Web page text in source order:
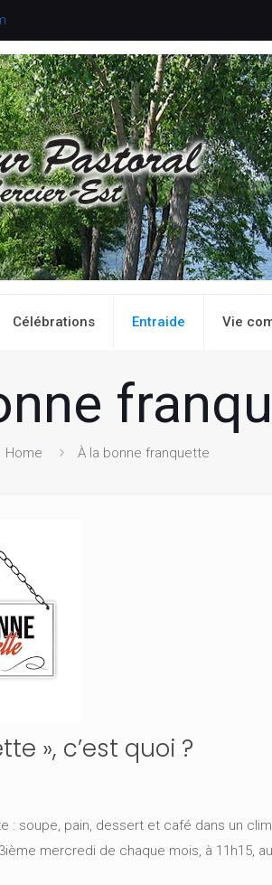
Célébrations Entraide Vie
Home À la bonne franquette
», c’est quoi ?
: soupe, pain, dessert et café dans un
mercredi de chaque mois, à 11h15,